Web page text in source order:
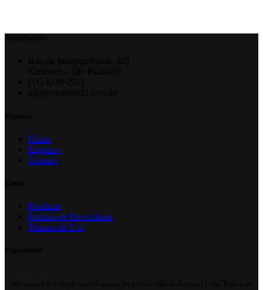
Home
Empresa
Contato
Produtos
Política de Privacidade
Termos de Uso